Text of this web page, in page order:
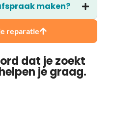
maken?
reparatie
dat je zoekt
je graag.